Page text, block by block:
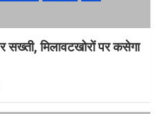
सख्ती, मिलावटखोरों पर कसेगा